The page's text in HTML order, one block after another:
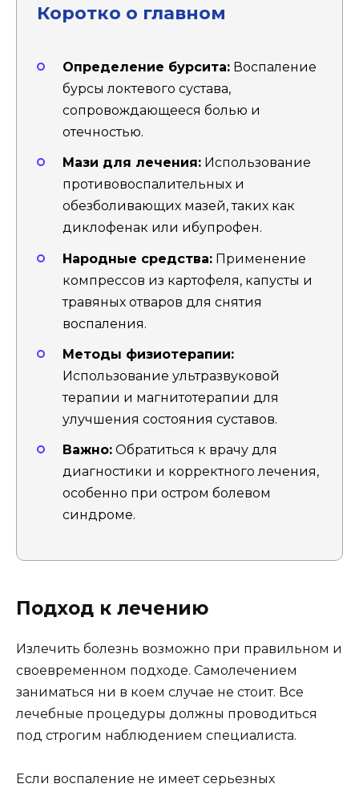
Коротко о главном
Определение бурсита: Воспаление
бурсы локтевого сустава,
сопровождающееся болью и
отечностью.
Мази для лечения: Использование
противовоспалительных и
обезболивающих мазей, таких как
диклофенак или ибупрофен.
Народные средства: Применение
компрессов из картофеля, капусты и
травяных отваров для снятия
воспаления.
Методы физиотерапии:
Использование ультразвуковой
терапии и магнитотерапии для
улучшения состояния суставов.
Важно: Обратиться к врачу для
диагностики и корректного лечения,
особенно при остром болевом
синдроме.
Подход к лечению
Излечить болезнь возможно при правильном и
своевременном подходе. Самолечением
заниматься ни в коем случае не стоит. Все
лечебные процедуры должны проводиться
под строгим наблюдением специалиста.
Если воспаление не имеет серьезных